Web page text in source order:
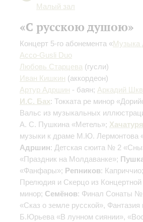
Малый зал
«С русскою душою»
Концерт 5-го абонемента «Музыка
Acco-Gusli Duo
Любовь Старцева (гусли)
Иван Кишкин (аккордеон)
Артур Адршин - баян; Аркадий
И.С. Бах: Токката ре минор
Вальс из музыкальных
А. С. Пушкина «Метель»;
музыки к драме М.Ю. Лермонтова
Адршин: Детская сюита № 2
«Праздник на Молдаванке»;
«Фанфары»; Репников: Каприччио;
Прелюдия и Скерцо из
минор; Семёнов: Финал Сонаты №
«Сказ о земле русской»,
Б.Юрьева «В лунном сиянии»,